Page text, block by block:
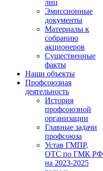
лиц
Эмиссионные
документы
Материалы к
собранию
акционеров
Существенные
факты
Наши объекты
Профсоюзная
деятельность
История
профсоюзной
организации
Главные задачи
профсоюза
Устав ГМПР,
ОТС по ГМК РФ
на 2023-2025